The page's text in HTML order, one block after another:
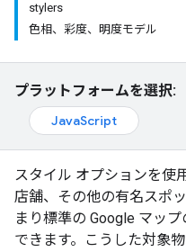
stylers
色相、彩度、明度モデル
プラットフォームを選択:
JavaScript
スタイル オプションを使
店舗、その他の有名スポ
まり標準の Google マッ
できます。こうした対象